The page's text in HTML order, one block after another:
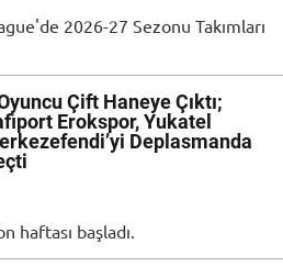
2026-27 Sezonu Takımları
Çift Haneye Çıktı;
Erokspor, Yukatel
Deplasmanda
haftası başladı.